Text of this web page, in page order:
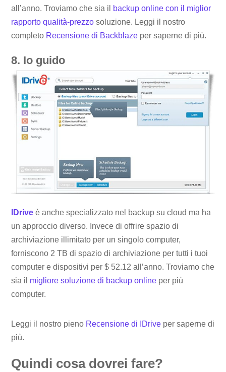
all’anno. Troviamo che sia il backup online con il miglior
rapporto qualità-prezzo soluzione. Leggi il nostro
completo Recensione di Backblaze per saperne di più.
8. Io guido
IDrive è anche specializzato nel backup su cloud ma ha
un approccio diverso. Invece di offrire spazio di
archiviazione illimitato per un singolo computer,
forniscono 2 TB di spazio di archiviazione per tutti i tuoi
computer e dispositivi per $ 52.12 all’anno. Troviamo che
sia il migliore soluzione di backup online per più
computer.
Leggi il nostro pieno Recensione di IDrive per saperne di
più.
Quindi cosa dovrei fare?